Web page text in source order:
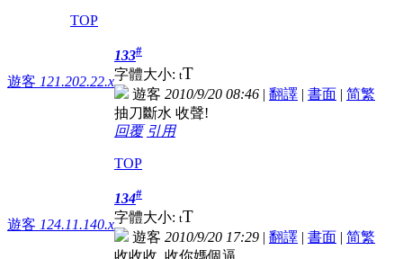
TOP
遊客 121.202.22.x
133#
字體大小: tT
遊客 2010/9/20 08:46 | 翻譯 | 書面 | 简繁
抽刀斷水 收聲!
回覆 引用
TOP
遊客 124.11.140.x
134#
字體大小: tT
遊客 2010/9/20 17:29 | 翻譯 | 書面 | 简繁
收收收, 收你媽個逼